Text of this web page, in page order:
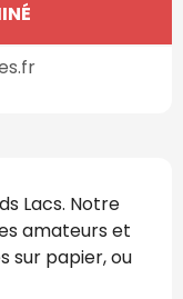
Lacs. Notre
amateurs et
sur papier, ou